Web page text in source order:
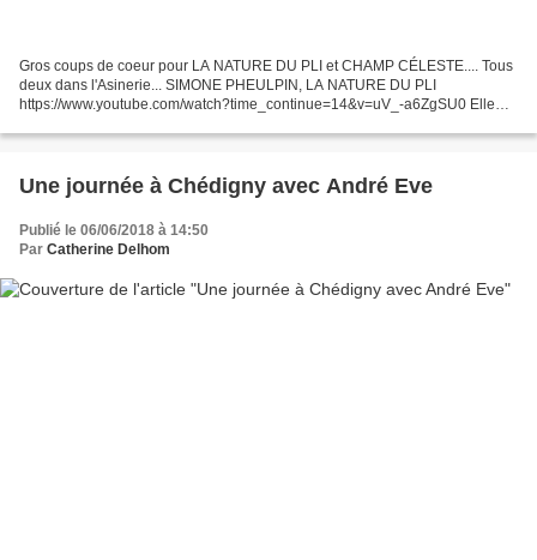
Gros coups de coeur pour LA NATURE DU PLI et CHAMP CÉLESTE.... Tous
deux dans l'Asinerie... SIMONE PHEULPIN, LA NATURE DU PLI
https://www.youtube.com/watch?time_continue=14&v=uV_-a6ZgSU0 Elle
Une journée à Chédigny avec André Eve
Publié le 06/06/2018 à 14:50
Par Catherine Delhom